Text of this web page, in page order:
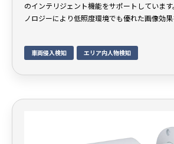
のインテリジェント機能をサポートしていま
ノロジーにより低照度環境でも優れた画像効果
車両侵入検知 エリア内人物検知